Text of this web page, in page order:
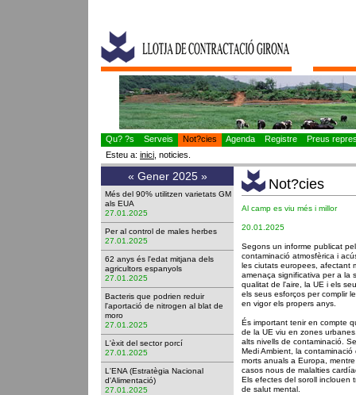
Qu? ?s Serveis Not?cies Agenda Registre
Preus
Esteu a: inici , noticies.
« Gener 2025 »
Més del 90% utilitzen varietats GM
als EUA
27.01.2025
Per al control de males herbes
27.01.2025
62 anys és l'edat mitjana dels
agricultors espanyols
27.01.2025
Bacteris que podrien reduir
l'aportació de nitrogen al blat de
moro
27.01.2025
L'èxit del sector porcí
27.01.2025
L'ENA (Estratègia Nacional
d'Alimentació)
27.01.2025
Not?cies
Al camp es viu més i millor
20.01.2025
Segons un informe publicat
contaminació atmosfèrica i
les ciutats europees, afectant
amenaça significativa per a la
qualitat de l'aire, la UE i els
els seus esforços per complir
en vigor els propers anys.
És important tenir en compte
de la UE viu en zones
alts nivells de contaminació.
Medi Ambient, la
morts anuals a Europa,
casos nous de malalties
Els efectes del soroll inclouen
de salut mental.